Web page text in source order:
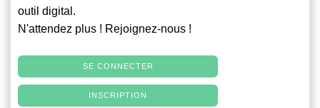
outil digital.
N'attendez plus ! Rejoignez-nous !
SE CONNECTER
INSCRIPTION